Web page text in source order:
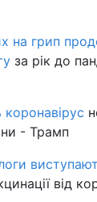
на грип
за рік до
- Трамп
від